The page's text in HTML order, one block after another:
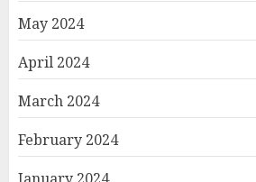
May 2024
April 2024
March 2024
February 2024